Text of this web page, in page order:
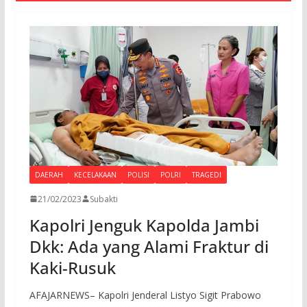
DAERAH KECELAKAAN POLISI POLRI TRAGEDI
21/02/2023 Subakti
Kapolri Jenguk Kapolda Jambi
Dkk: Ada yang Alami Fraktur di
Kaki-Rusuk
AFAJARNEWS– Kapolri Jenderal Listyo Sigit Prabowo